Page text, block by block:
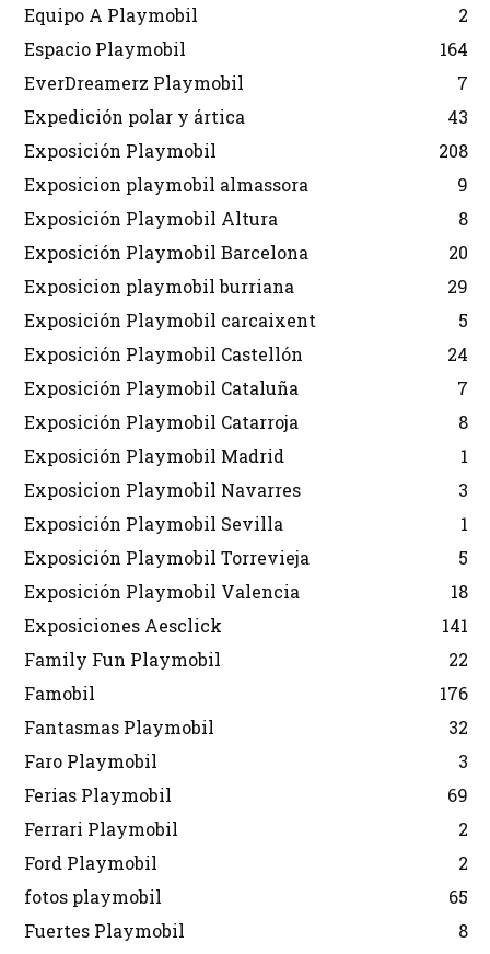
Equipo A Playmobil
2
Espacio Playmobil
164
EverDreamerz Playmobil
7
Expedición polar y ártica
43
Exposición Playmobil
208
Exposicion playmobil almassora
9
Exposición Playmobil Altura
8
Exposición Playmobil Barcelona
20
Exposicion playmobil burriana
29
Exposición Playmobil carcaixent
5
Exposición Playmobil Castellón
24
Exposición Playmobil Cataluña
7
Exposición Playmobil Catarroja
8
Exposición Playmobil Madrid
1
Exposicion Playmobil Navarres
3
Exposición Playmobil Sevilla
1
Exposición Playmobil Torrevieja
5
Exposición Playmobil Valencia
18
Exposiciones Aesclick
141
Family Fun Playmobil
22
Famobil
176
Fantasmas Playmobil
32
Faro Playmobil
3
Ferias Playmobil
69
Ferrari Playmobil
2
Ford Playmobil
2
fotos playmobil
65
Fuertes Playmobil
8